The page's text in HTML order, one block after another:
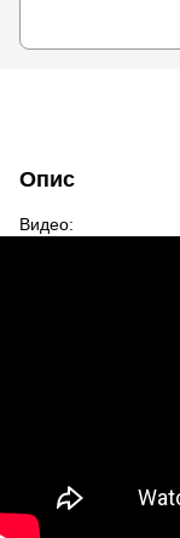
Опис
Видео: